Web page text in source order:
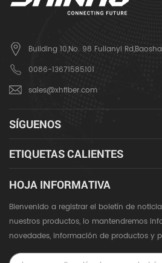
Building 10,No. 98 Fulianyi
0086-13671585101
sales@xhfiber.com
SÍGUENOS
ETIQUETAS CALIENTES
HOJA INFORMATIVA
Bienvenido a registrar el boletín de
nuestros productos, lo mantendremos
novedades, información de productos y